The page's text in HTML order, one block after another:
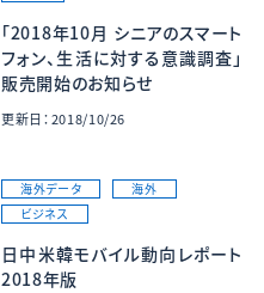
「2018年10月 シニアのスマート
フォン、生活に対する意識調査」
販売開始のお知らせ
更新日：2018/10/26
海外データ
海外
ビジネス
日中米韓モバイル動向レポート
2018年版